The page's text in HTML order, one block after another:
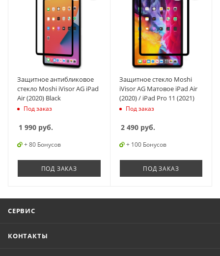
Защитное антибликовое
стекло Moshi iVisor AG iPad
Air (2020) Black
Под заказ
1 990 руб.
+ 80 Бонусов
ПОД ЗАКАЗ
Защитное стекло Moshi
iVisor AG Матовое iPad Air
(2020) / iPad Pro 11 (2021)
Под заказ
2 490руб.
+ 100 Бонусов
ПОД ЗАКАЗ
СЕРВИС
КОНТАКТЫ